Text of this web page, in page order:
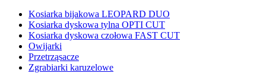
Kosiarka bijakowa LEOPARD DUO
Kosiarka dyskowa tylna OPTI CUT
Kosiarka dyskowa czołowa FAST CUT
Owijarki
Przetrząsacze
Zgrabiarki karuzelowe